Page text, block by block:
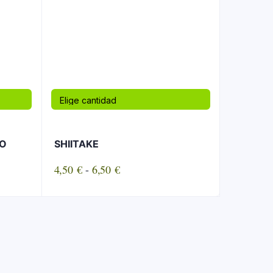
SHIITAKE
4,50 € - 6,50€Rango